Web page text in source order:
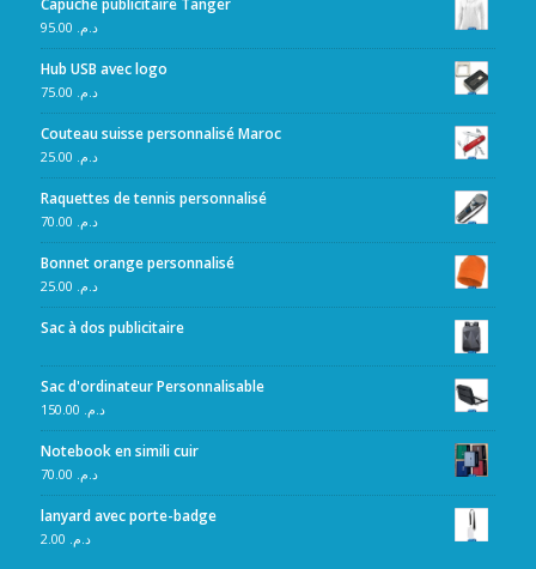
د.م.
Hub USB avec logo
د.م.
Couteau suisse personnalisé Maroc
د.م.
Raquettes de tennis personnalisé
د.م.
Bonnet orange personnalisé
د.م.
Sac à dos publicitaire
Sac d'ordinateur Personnalisable
د.م.
Notebook en simili cuir
د.م.
lanyard avec porte-badge
د.م.